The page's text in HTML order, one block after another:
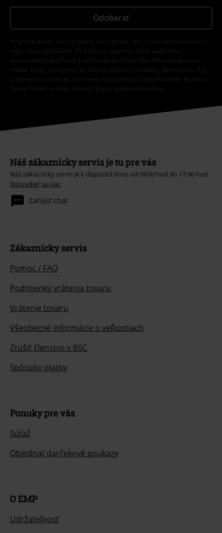
Odoberať
*Platí iba online a kód je platný len 4 týždne. Nie je možné kombinovať s
inými zľavovými kódmi. Po vložení a potvrdení kódu bude zľava
automaticky odpočítaná z vášho nákupného košíka. Nevzťahuje sa na
médiá, knihy, vstupenky, darčekové poukazy, produkty: Rammstein, (Till)
Lindemann, Die Ärzte, Die Toten Hosen, Feine Sahne Fischfilet, Broilers,
Böhse Onkelz, a tovar, ktorého kúpou podporíte nadáciu.
Náš zákaznícky servis je tu pre vás
Náš zákaznícky servis je k dispozícii dnes od 09:00 hod do 17:00 hod.
Dozvedieť sa viac
Zahájiť chat
Zákaznícky servis
Pomoc / FAQ
Podmienky vrátenia tovaru
Vrátenie tovaru
Všeobecné informácie o veľkostiach
Zrušiť členstvo v BSC
Spôsoby platby
Ponuky pre vás
Súťaž
Objednať darčekové poukazy
O EMP
Udržateľnosť